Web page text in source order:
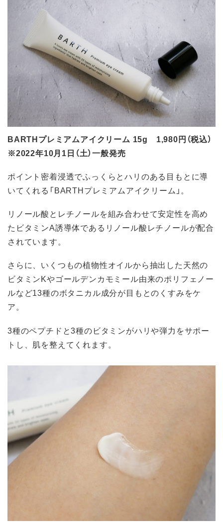
BARTHプレミアムアイクリーム 15g 1,980円（税込）
※2022年10月1日（土）一般発売
ポイント密着浸透でふっくらとハリのある目もとに導
いてくれる「BARTHプレミアムアイクリーム」。
リノール酸とレチノールを組み合わせて安定性を高め
たビタミンA誘導体であるリノール酸レチノールが配合
されています。
さらに、いくつもの植物性オイルから抽出した天然の
ビタミンKやゴールデンカモミール由来のポリフェノー
ルなど13種のボタニカル成分が目もとのくすみをケ
ア。
3種のペプチドと3種のビタミンがハリや弾力をサポー
トし、肌を整えてくれます。